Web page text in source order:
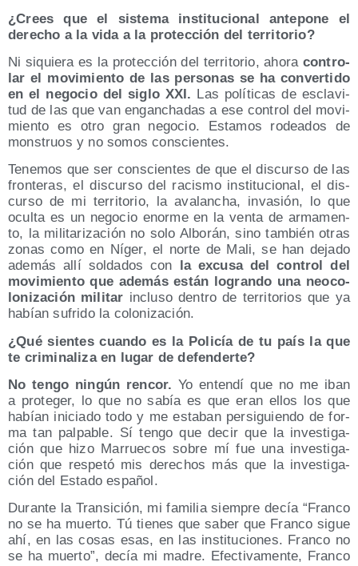
¿Crees que el sis­te­ma ins­ti­tu­cio­nal ante­po­ne el
dere­cho a la vida a la pro­tec­ción del territorio?
Ni siquie­ra es la pro­tec­ción del terri­to­rio, aho­ra con­tro­
lar el movi­mien­to de las per­so­nas se ha con­ver­ti­do
en el nego­cio del siglo XXI. Las polí­ti­cas de escla­vi­
tud de las que van engan­cha­das a ese con­trol del movi­
mien­to es otro gran nego­cio. Esta­mos rodea­dos de
mons­truos y no somos conscientes.
Tene­mos que ser cons­cien­tes de que el dis­cur­so de las
fron­te­ras, el dis­cur­so del racis­mo ins­ti­tu­cio­nal, el dis­
cur­so de mi terri­to­rio, la ava­lan­cha, inva­sión, lo que
ocul­ta es un nego­cio enor­me en la ven­ta de arma­men­
to, la mili­ta­ri­za­ción no solo Albo­rán, sino tam­bién otras
zonas como en Níger, el nor­te de Mali, se han deja­do
ade­más allí sol­da­dos con
la excu­sa del con­trol del
movi­mien­to que ade­más están logran­do una neo­co­
lo­ni­za­ción mili­tar inclu­so den­tro de terri­to­rios que ya
habían sufri­do la colonización.
¿Qué sien­tes cuan­do es la Poli­cía de tu país la que
te cri­mi­na­li­za en lugar de defenderte?
No ten­go nin­gún ren­cor.Yo enten­dí que no me iban
a pro­te­ger, lo que no sabía es que eran ellos los que
habían ini­cia­do todo y me esta­ban per­si­guien­do de for­
ma tan pal­pa­ble. Sí ten­go que decir que la inves­ti­ga­
ción que hizo Marrue­cos sobre mí fue una inves­ti­ga­
ción que res­pe­tó mis dere­chos más que la inves­ti­ga­
ción del Esta­do español.
Duran­te la Tran­si­ción, mi fami­lia siem­pre decía “Fran­co
no se ha muer­to. Tú tie­nes que saber que Fran­co sigue
ahí, en las cosas esas, en las ins­ti­tu­cio­nes. Fran­co no
se ha muer­to”, decía mi madre. Efec­ti­va­men­te, Fran­co